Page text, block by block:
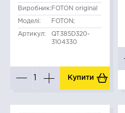
Виробник: FOTON original
Моделі: FOTON;
Артикул:
QT385D320-
3104330
Купити